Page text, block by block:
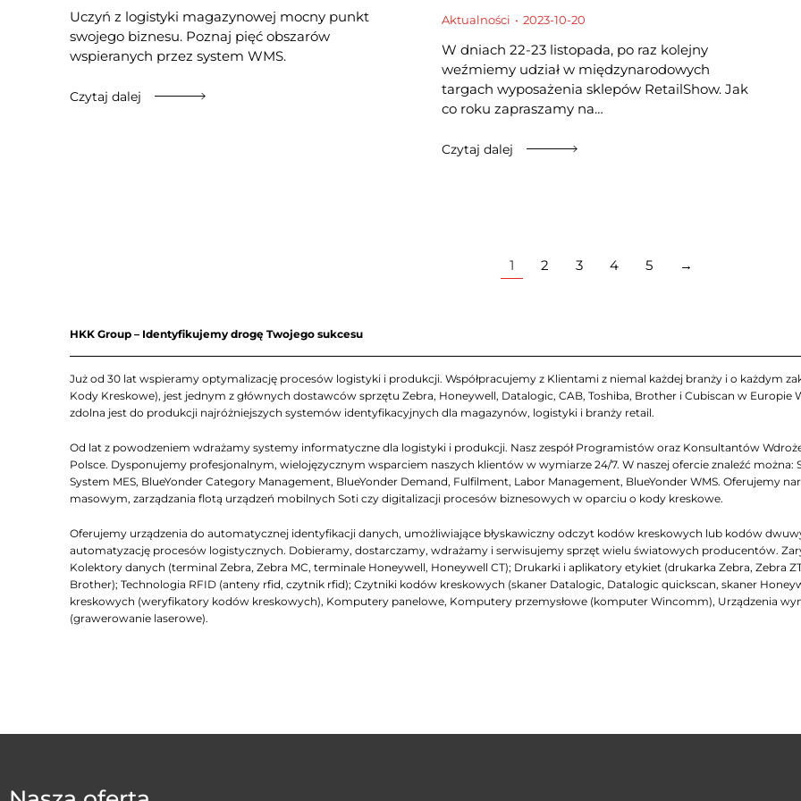
Uczyń z logistyki magazynowej mocny punkt
swojego biznesu. Poznaj pięć obszarów
wspieranych przez system WMS.
Czytaj dalej
Aktualności 2023-10-20
W dniach 22-23 listopada, po raz kolejny
weźmiemy udział w międzynarodowych
targach wyposażenia sklepów RetailShow. Jak
co roku zapraszamy na…
Czytaj dalej
1 2 3 4 5 →
HKK Group – Identyfikujemy drogę Twojego sukcesu
Już od 30 lat wspieramy optymalizację procesów logistyki i produkcji. Współpracujemy z Klientami z niemal każdej branży i o każdym
Kody Kreskowe), jest jednym z głównych dostawców sprzętu Zebra, Honeywell, Datalogic, CAB, Toshiba, Brother i Cubiscan w
zdolna jest do produkcji najróżniejszych systemów identyfikacyjnych dla magazynów, logistyki i branży retail.
Od lat z powodzeniem wdrażamy systemy informatyczne dla logistyki i produkcji. Nasz zespół Programistów oraz Konsultantów
Polsce. Dysponujemy profesjonalnym, wielojęzycznym wsparciem naszych klientów w wymiarze 24/7. W naszej ofercie znaleźć można:
System MES, BlueYonder Category Management, BlueYonder Demand, Fulfilment, Labor Management, BlueYonder WMS. Oferujemy
masowym, zarządzania flotą urządzeń mobilnych Soti czy digitalizacji procesów biznesowych w oparciu o kody kreskowe.
Oferujemy urządzenia do automatycznej identyfikacji danych, umożliwiające błyskawiczny odczyt kodów kreskowych lub kodów
automatyzację procesów logistycznych. Dobieramy, dostarczamy, wdrażamy i serwisujemy sprzęt wielu światowych producentów.
Kolektory danych (terminal Zebra, Zebra MC, terminale Honeywell, Honeywell CT); Drukarki i aplikatory etykiet (drukarka Zebra, Zebra
Brother); Technologia RFID (anteny rfid, czytnik rfid); Czytniki kodów kreskowych (skaner Datalogic, Datalogic quickscan, skaner
kreskowych (weryfikatory kodów kreskowych), Komputery panelowe, Komputery przemysłowe (komputer Wincomm), Urządzenia
(grawerowanie laserowe).